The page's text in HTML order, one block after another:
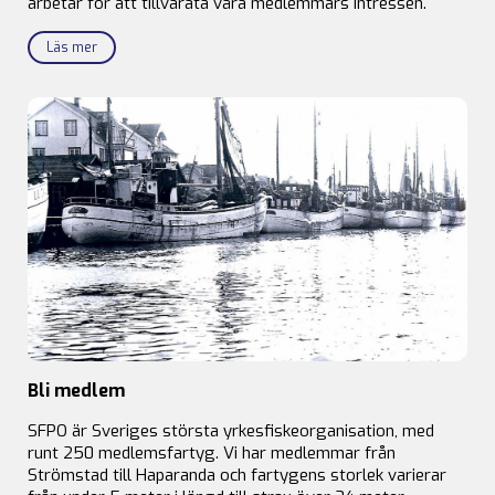
Läs mer
Bli medlem
SFPO är Sveriges största yrkesfiskeorganisation, med
runt 250 medlemsfartyg. Vi har medlemmar från
Strömstad till Haparanda och fartygens storlek varierar